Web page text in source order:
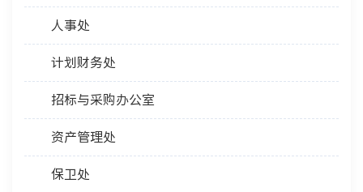
人事处
计划财务处
招标与采购办公室
资产管理处
保卫处